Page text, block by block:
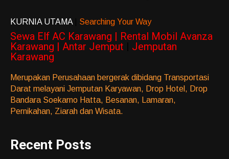
KURNIA UTAMA Searching Your Way
Sewa Elf AC Karawang | Rental Mobil Avanza
Karawang | Antar Jemput
Jemputan
Karawang
Merupakan Perusahaan bergerak dibidang Transportasi
Darat melayani Jemputan Karyawan, Drop Hotel, Drop
Bandara Soekarno Hatta, Besanan, Lamaran,
Pernikahan, Ziarah dan Wisata.
Recent Posts